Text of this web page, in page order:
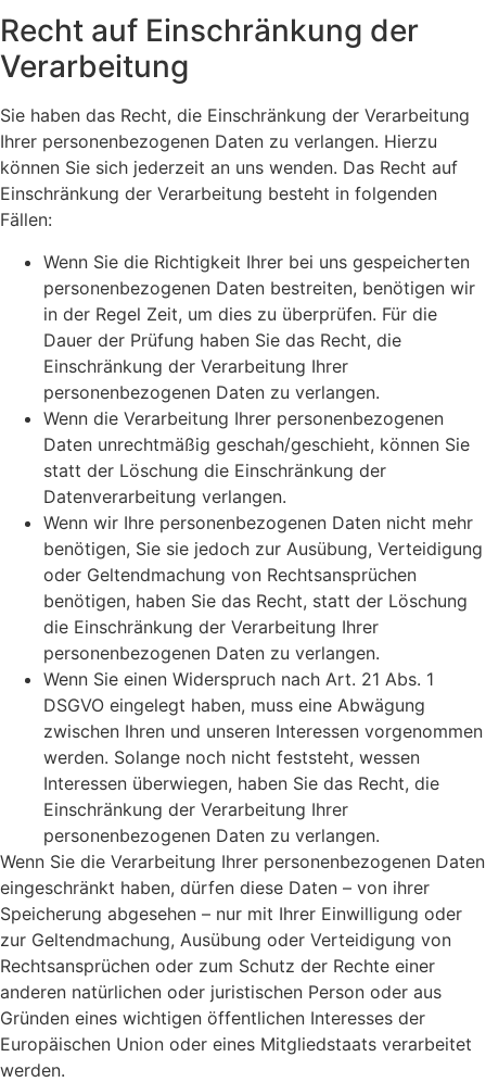
Recht auf Einschränkung der
Verarbeitung
Sie haben das Recht, die Einschränkung der Verarbeitung
Ihrer personenbezogenen Daten zu verlangen. Hierzu
können Sie sich jederzeit an uns wenden. Das Recht auf
Einschränkung der Verarbeitung besteht in folgenden
Fällen:
Wenn Sie die Richtigkeit Ihrer bei uns gespeicherten
personenbezogenen Daten bestreiten, benötigen wir
in der Regel Zeit, um dies zu überprüfen. Für die
Dauer der Prüfung haben Sie das Recht, die
Einschränkung der Verarbeitung Ihrer
personenbezogenen Daten zu verlangen.
Wenn die Verarbeitung Ihrer personenbezogenen
Daten unrechtmäßig geschah/geschieht, können Sie
statt der Löschung die Einschränkung der
Datenverarbeitung verlangen.
Wenn wir Ihre personenbezogenen Daten nicht mehr
benötigen, Sie sie jedoch zur Ausübung, Verteidigung
oder Geltendmachung von Rechtsansprüchen
benötigen, haben Sie das Recht, statt der Löschung
die Einschränkung der Verarbeitung Ihrer
personenbezogenen Daten zu verlangen.
Wenn Sie einen Widerspruch nach Art. 21 Abs. 1
DSGVO eingelegt haben, muss eine Abwägung
zwischen Ihren und unseren Interessen vorgenommen
werden. Solange noch nicht feststeht, wessen
Interessen überwiegen, haben Sie das Recht, die
Einschränkung der Verarbeitung Ihrer
personenbezogenen Daten zu verlangen.
Wenn Sie die Verarbeitung Ihrer personenbezogenen Daten
eingeschränkt haben, dürfen diese Daten – von ihrer
Speicherung abgesehen – nur mit Ihrer Einwilligung oder
zur Geltendmachung, Ausübung oder Verteidigung von
Rechtsansprüchen oder zum Schutz der Rechte einer
anderen natürlichen oder juristischen Person oder aus
Gründen eines wichtigen öffentlichen Interesses der
Europäischen Union oder eines Mitgliedstaats verarbeitet
werden.